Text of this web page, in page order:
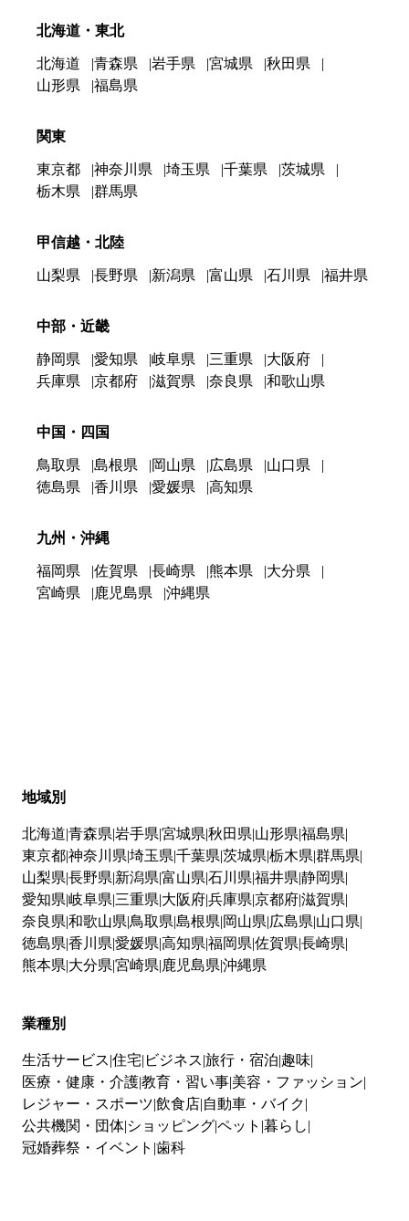
北海道・東北
北海道 青森県 岩手県 宮城県
秋田県
山形県
福島県
関東
東京都 神奈川県 埼玉県 千葉県
茨城県
栃木県
群馬県
甲信越・北陸
山梨県 長野県 新潟県 富山県 石川県 福井県
中部・近畿
静岡県 愛知県 岐阜県 三重県
大阪府
兵庫県
京都府 滋賀県 奈良県 和歌山県
中国・四国
鳥取県 島根県 岡山県 広島県
山口県
徳島県
香川県 愛媛県 高知県
九州・沖縄
福岡県 佐賀県 長崎県 熊本県
大分県
宮崎県
鹿児島県 沖縄県
地域別
北海道 青森県 岩手県 宮城県 秋田県 山形県 福島県
東京都神奈川県 埼玉県 千葉県 茨城県 栃木県 群馬県
山梨県 長野県 新潟県 富山県 石川県 福井県 静岡県
愛知県 岐阜県 三重県 大阪府兵庫県 京都府滋賀県
奈良県 和歌山県 鳥取県 島根県 岡山県 広島県 山口県
徳島県 香川県 愛媛県 高知県 福岡県 佐賀県 長崎県
熊本県 大分県 宮崎県 鹿児島県 沖縄県
業種別
生活サービス 住宅 ビジネス 旅行・宿泊 趣味
医療・健康・介護教育・習い事 美容・ファッション
レジャー・スポーツ 飲食店 自動車・バイク
公共機関・団体 ショッピングペット 暮らし
冠婚葬祭・イベント 歯科